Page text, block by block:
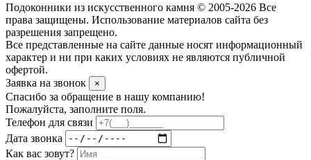
Подоконники из искусственного камня © 2005-2026 Все
права защищены. Использование материалов сайта без
разрешения запрещено.
Все представленные на сайте данные носят информационный
характер и ни при каких условиях не являются публичной
офертой.
Заявка на звонок
×
Спасибо за обращение в нашу компанию!
Пожалуйста, заполните поля.
Телефон для связи
Дата звонка
Как вас зовут?